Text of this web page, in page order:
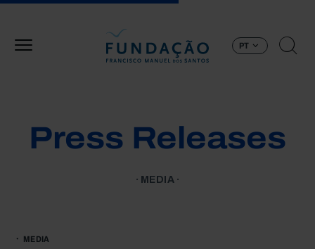
PT
Press Releases
MEDIA
MEDIA